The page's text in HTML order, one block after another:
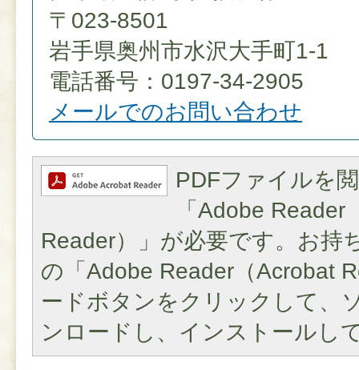
〒023-8501
岩手県奥州市水沢大手町1-1
電話番号：0197-34-2905
メールでのお問い合わせ
PDFファイルを
「Adobe Reader
Reader）」が必要です。お持
の「Adobe Reader（Acrobat
ードボタンをクリックして、
ンロードし、インストールし